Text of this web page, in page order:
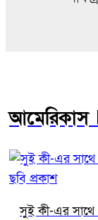
সুই কী-এর সাথে